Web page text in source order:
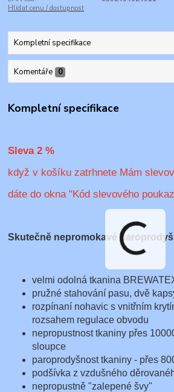
Hlídat cenu / dostupnost
Kompletní specifikace
Komentáře 0
Kompletní specifikace
Sleva 2 %
když v košíku zatrhnete Mám
dáte do okna "Kód slevového
Skutečně nepromokavé
velmi odolná tkanina
pružné stahování pasu, dvě
rozpínaní nohavic s vnitřním
rozsahem regulace obvodu
nepropustnost tkaniny přes
sloupce
paroprodyšnost tkaniny - přes
podšívka z vzdušného
nepropustně "zalepené švy"